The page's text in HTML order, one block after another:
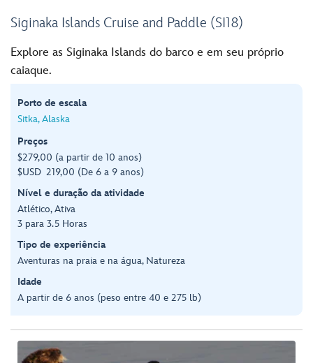
Siginaka Islands Cruise and Paddle (SI18)
Explore as Siginaka Islands do barco e em seu próprio
caiaque.
Porto de escala
Sitka, Alaska
Preços
$279,00 (a partir de 10 anos)
$USD 219,00 (De 6 a 9 anos)
Nível e duração da atividade
Atlético, Ativa
3 para 3.5 Horas
Tipo de experiência
Aventuras na praia e na água, Natureza
Idade
A partir de 6 anos (peso entre 40 e 275 lb)